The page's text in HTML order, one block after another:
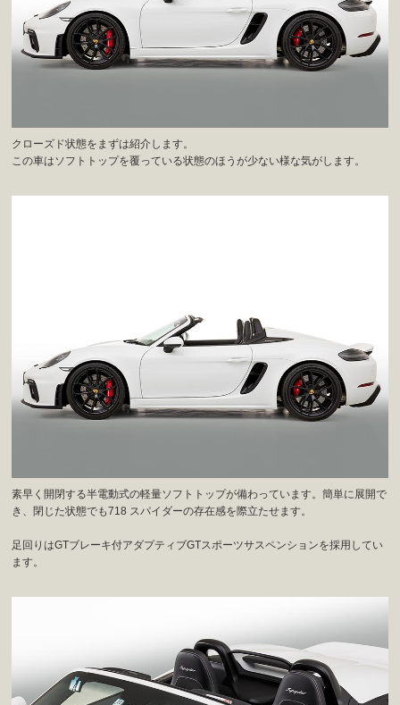
クローズド状態をまずは紹介します。
この車はソフトトップを覆っている状態のほうが少ない様な気がします。
素早く開閉する半電動式の軽量ソフトトップが備わっています。簡単に展開で
き、閉じた状態でも718 スパイダーの存在感を際立たせます。
足回りはGTブレーキ付アダプティブGTスポーツサスペンションを採用してい
ます。